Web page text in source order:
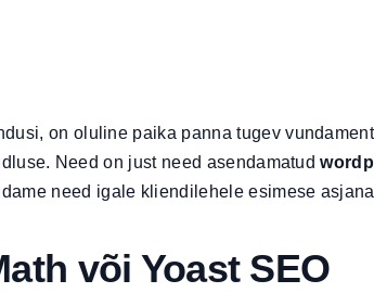
on oluline paika panna tugev
Need on just need asendamatud
need igale kliendilehele esimese
või Yoast SEO